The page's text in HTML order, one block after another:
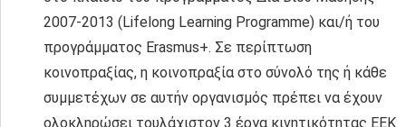
2007-2013 (Lifelong Learning Programme) και/ή του
προγράμματος Erasmus+. Σε περίπτωση
κοινοπραξίας, η κοινοπραξία στο σύνολό της ή κάθε
συμμετέχων σε αυτήν οργανισμός πρέπει να έχουν
ολοκληρώσει τουλάχιστον 3 έργα κινητικότητας ΕΕΚ